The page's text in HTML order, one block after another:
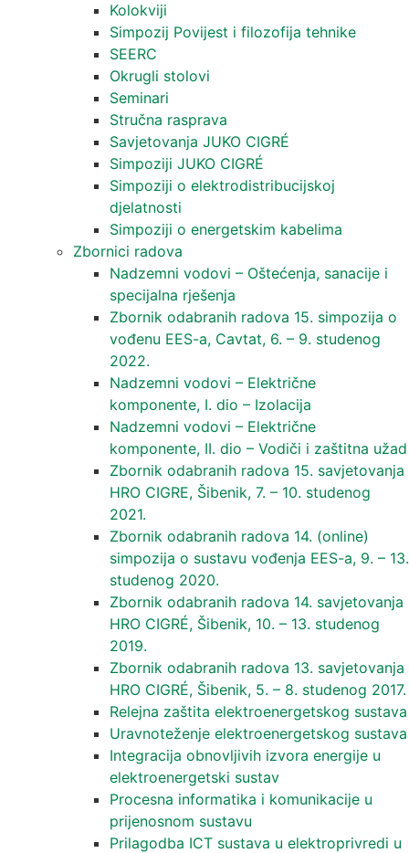
Kolokviji​
Simpozij Povijest i filozofija tehnike
SEERC
Okrugli stolovi
Seminari​
Stručna rasprava​
Savjetovanja JUKO CIGRÉ
Simpoziji JUKO CIGRÉ
Simpoziji o elektrodistribucijskoj
djelatnosti
Simpoziji o energetskim kabelima
Zbornici radova
Nadzemni vodovi – Oštećenja, sanacije i
specijalna rješenja
Zbornik odabranih radova 15. simpozija o
vođenu EES-a, Cavtat, 6. – 9. studenog
2022.
Nadzemni vodovi – Električne
komponente, I. dio – Izolacija
Nadzemni vodovi – Električne
komponente, II. dio – Vodiči i zaštitna užad
Zbornik odabranih radova 15. savjetovanja
HRO CIGRE, Šibenik, 7. – 10. studenog
2021.
Zbornik odabranih radova 14. (online)
simpozija o sustavu vođenja EES-a, 9. – 13.
studenog 2020.
Zbornik odabranih radova 14. savjetovanja
HRO CIGRÉ, Šibenik, 10. – 13. studenog
2019.
Zbornik odabranih radova 13. savjetovanja
HRO CIGRÉ, Šibenik, 5. – 8. studenog 2017.
Relejna zaštita elektroenergetskog sustava
Uravnoteženje elektroenergetskog sustava
Integracija obnovljivih izvora energije u
elektroenergetski sustav
Procesna informatika i komunikacije u
prijenosnom sustavu
Prilagodba ICT sustava u elektroprivredi u